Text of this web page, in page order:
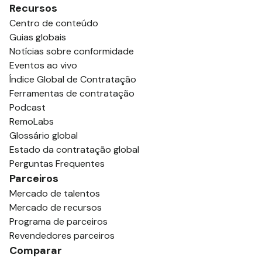
Recursos
Centro de conteúdo
Guias globais
Notícias sobre conformidade
Eventos ao vivo
Índice Global de Contratação
Ferramentas de contratação
Podcast
RemoLabs
Glossário global
Estado da contratação global
Perguntas Frequentes
Parceiros
Mercado de talentos
Mercado de recursos
Programa de parceiros
Revendedores parceiros
Comparar